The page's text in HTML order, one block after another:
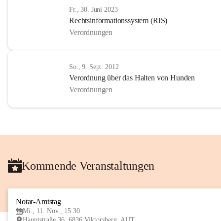
Fr., 30. Juni 2023
Rechtsinformationssystem (RIS)
Verordnungen
So., 9. Sept. 2012
Verordnung über das Halten von Hunden
Verordnungen
Kommende Veranstaltungen
Notar-Amtstag
Mi., 11. Nov., 15:30